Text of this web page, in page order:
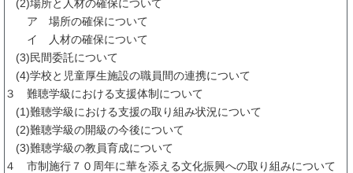
(2)場所と人材の確保について
ア 場所の確保について
イ 人材の確保について
(3)民間委託について
(4)学校と児童厚生施設の職員間の連携について
３ 難聴学級における支援体制について
(1)難聴学級における支援の取り組み状況について
(2)難聴学級の開級の今後について
(3)難聴学級の教員育成について
４ 市制施行７０周年に華を添える文化振興への取り組みについて